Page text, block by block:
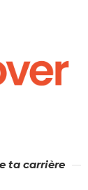
ta carrière